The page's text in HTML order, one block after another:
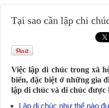
Tại sao cần lập chi
Việc lập di chúc trong xã
biến, đặc biệt ở những gia
lập di chúc và di chúc
Lập di chúc như thế nào